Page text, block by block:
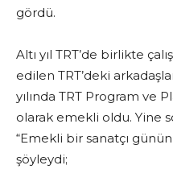
gördü.
Altı yıl TRT’de birlikte
edilen TRT’deki
yılında TRT Program ve
olarak emekli oldu. Yine
“Emekli bir sanatçı
şöyleydi;